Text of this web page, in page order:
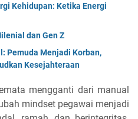
Kehidupan: Ketika Energi
dan Gen Z
Pemuda Menjadi Korban,
Kesejahteraan
mengganti dari manual
mindset pegawai menjadi